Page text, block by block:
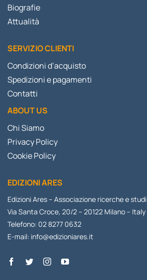
Biografie
Attualità
SERVIZIO CLIENTI
Condizioni d’acquisto
Spedizioni e pagamenti
Contatti
ABOUT US
Chi Siamo
Privacy Policy
Cookie Policy
EDIZIONI ARES
Edizioni Ares – Associazione ricerche e studi
Via Santa Croce, 20/2 – 20122 Milano – Italy
Telefono: 02 8277 0632
E-mail: info@edizioniares.it